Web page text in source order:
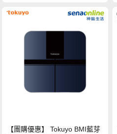
【團購優惠】 Tokuyo BMI藍芽